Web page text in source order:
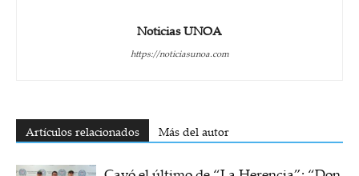
Noticias UNOA
https://noticiasunoa.com
Artículos relacionados Más del autor